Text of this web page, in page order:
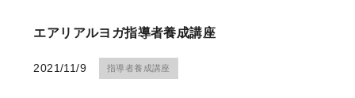
CONTACT
お問い合わせ
エアリアルヨガ指導者養成講座
2021/11/9 指導者養成講座